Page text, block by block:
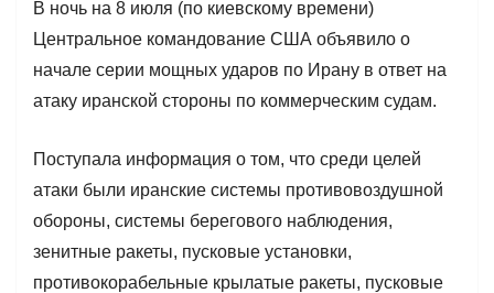
В ночь на 8 июля (по киевскому времени)
Центральное командование США объявило о
начале серии мощных ударов по Ирану в ответ на
атаку иранской стороны по коммерческим судам.
Поступала информация о том, что среди целей
атаки были иранские системы противовоздушной
обороны, системы берегового наблюдения,
зенитные ракеты, пусковые установки,
противокорабельные крылатые ракеты, пусковые